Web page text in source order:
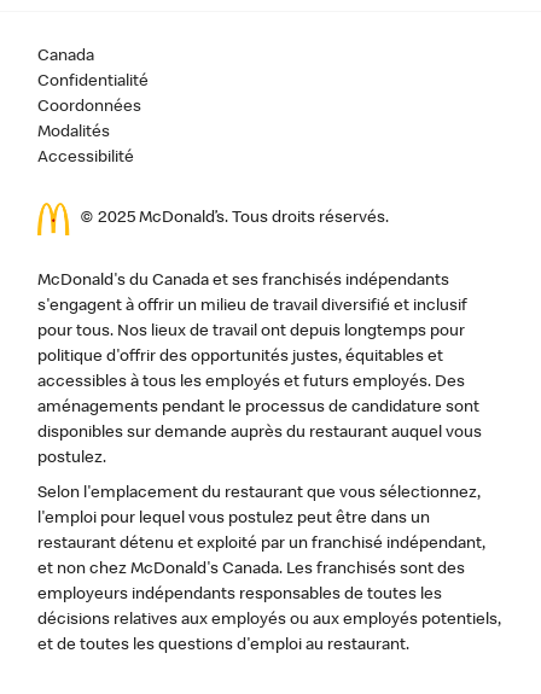
Canada
Confidentialité
Coordonnées
Modalités
Accessibilité
© 2025 McDonald’s. Tous droits réservés.
McDonald's du Canada et ses franchisés indépendants
s'engagent à offrir un milieu de travail diversifié et inclusif
pour tous. Nos lieux de travail ont depuis longtemps pour
politique d'offrir des opportunités justes, équitables et
accessibles à tous les employés et futurs employés. Des
aménagements pendant le processus de candidature sont
disponibles sur demande auprès du restaurant auquel vous
postulez.
Selon l'emplacement du restaurant que vous sélectionnez,
l'emploi pour lequel vous postulez peut être dans un
restaurant détenu et exploité par un franchisé indépendant,
et non chez McDonald's Canada. Les franchisés sont des
employeurs indépendants responsables de toutes les
décisions relatives aux employés ou aux employés potentiels,
et de toutes les questions d'emploi au restaurant.